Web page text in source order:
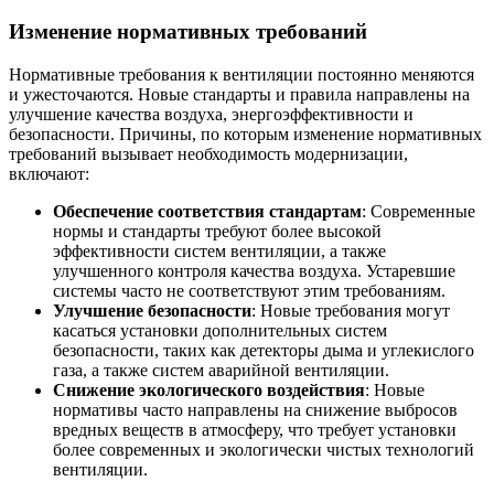
Изменение нормативных требований
Нормативные требования к вентиляции постоянно меняются
и ужесточаются. Новые стандарты и правила направлены на
улучшение качества воздуха, энергоэффективности и
безопасности. Причины, по которым изменение нормативных
требований вызывает необходимость модернизации,
включают:
Обеспечение соответствия стандартам: Современные
нормы и стандарты требуют более высокой
эффективности систем вентиляции, а также
улучшенного контроля качества воздуха. Устаревшие
системы часто не соответствуют этим требованиям.
Улучшение безопасности: Новые требования могут
касаться установки дополнительных систем
безопасности, таких как детекторы дыма и углекислого
газа, а также систем аварийной вентиляции.
Снижение экологического воздействия: Новые
нормативы часто направлены на снижение выбросов
вредных веществ в атмосферу, что требует установки
более современных и экологически чистых технологий
вентиляции.